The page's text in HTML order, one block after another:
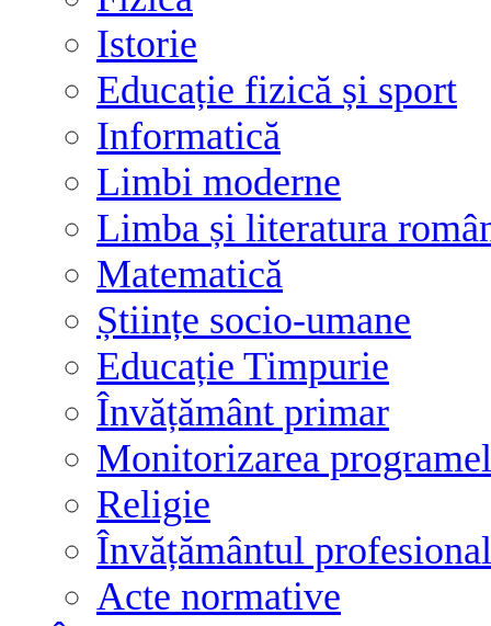
Istorie
Educație fizică și sport
Informatică
Limbi moderne
Limba și literatura
Matematică
Științe socio-umane
Educație Timpurie
Învățământ primar
Monitorizarea
Religie
Învățământul
Acte normative